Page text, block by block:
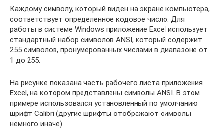
Каждому символу, который виден на экране компьютера,
соответствует определенное кодовое число. Для
работы в системе Windows приложение Excel использует
стандартный набор символов ANSI, который содержит
255 символов, пронумерованных числами в диапазоне от
1 до 255.
На рисунке показана часть рабочего листа приложения
Excel, на котором представлены символы ANSI. В этом
примере использовался установленный по умолчанию
шрифт Calibri (другие шрифты отображают символы
немного иначе).